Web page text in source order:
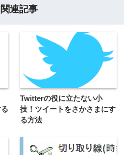
関連記事
Twitterの役に立たない小
技！ツイートをさかさまにす
る方法